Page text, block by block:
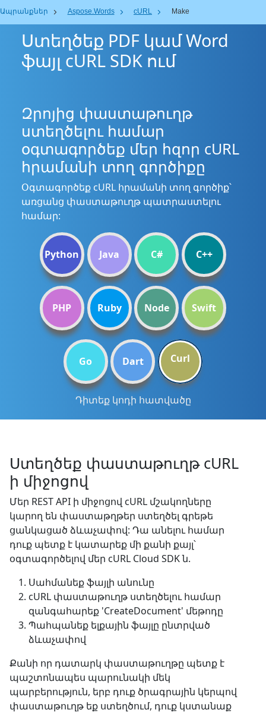
Ապրանքներ Aspose.Words cURL Make
Ստեղծեք PDF կամ Word
ֆայլ cURL SDK ում
Զրոյից փաստաթուղթ
ստեղծելու համար
օգտագործեք մեր հզոր cURL
հրամանի տող գործիքը
Օգտագործեք cURL հրամանի տող գործիք՝
առցանց փաստաթուղթ պատրաստելու
համար:
Python Java C# C++
PHP Ruby Node Swift
Go Dart Curl
Դիտեք կոդի հատվածը
Ստեղծեք փաստաթուղթ cURL
ի միջոցով
Մեր REST API ի միջոցով cURL մշակողները
կարող են փաստաթղթեր ստեղծել գրեթե
ցանկացած ձևաչափով: Դա անելու համար
դուք պետք է կատարեք մի քանի քայլ՝
օգտագործելով մեր cURL Cloud SDK ն.
Սահմանեք ֆայլի անունը
cURL փաստաթուղթ ստեղծելու համար
զանգահարեք 'CreateDocument' մեթոդը
Պահպանեք ելքային ֆայլը ընտրված
ձևաչափով
Քանի որ դատարկ փաստաթուղթը պետք է
պաշտոնապես պարունակի մեկ
պարբերություն, երբ դուք ծրագրային կերպով
փաստաթուղթ եք ստեղծում, դուք կստանաք